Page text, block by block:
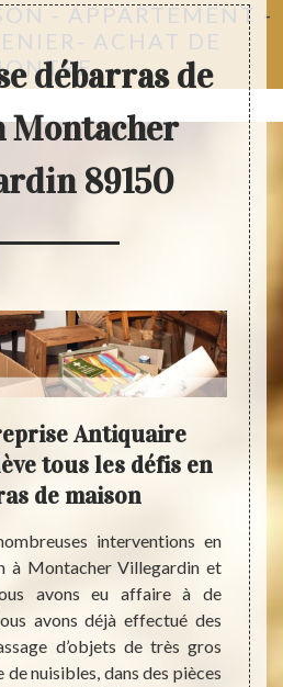
- APPARTEMENT -
ACHAT DE
débarras de
Montacher
89150
Antiquaire
tous les défis en
de maison
interventions en
à Montacher Villegardin et
avons eu affaire à de
avons déjà effectué des
d’objets de très gros
de nuisibles, dans des pièces
Si
une